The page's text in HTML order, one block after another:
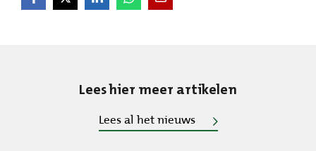
Lees hier meer artikelen
Lees al het nieuws